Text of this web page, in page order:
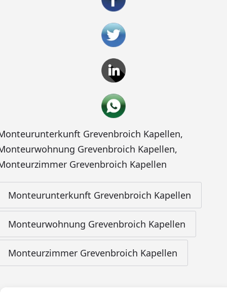
Grevenbroich Kapellen,
Grevenbroich Kapellen,
Grevenbroich Kapellen
Monteurunterkunft Grevenbroich Kapellen
Monteurwohnung Grevenbroich Kapellen
Monteurzimmer Grevenbroich Kapellen